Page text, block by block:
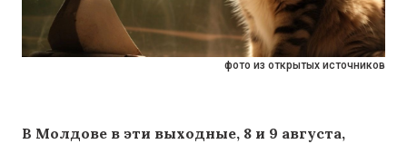
фото из открытых источников
В Молдове в эти выходные, 8 и 9 августа,